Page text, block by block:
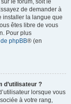
le forum, soit le
de demander à
installer la langue que
êtes libre de vous
Pour plus
phpBB® (en
d’utilisateur ?
lorsque vous
à votre rang,